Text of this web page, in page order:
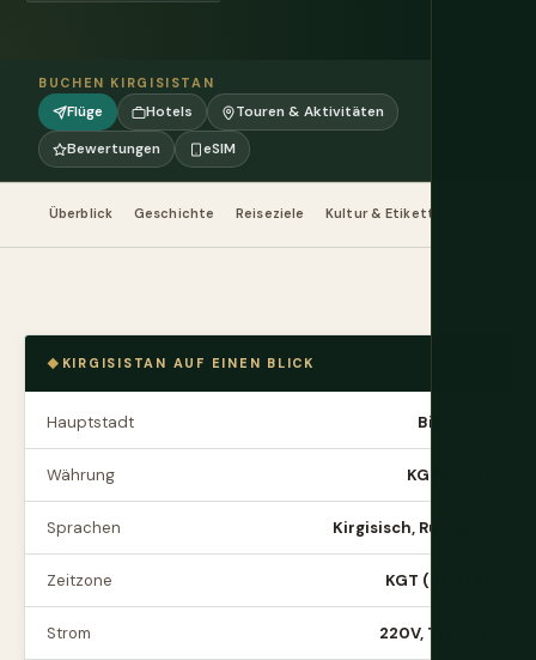
BUCHEN KIRGISISTAN
Flüge Hotels
Touren & Aktivitäten
Bewertungen
eSIM
Überblick Geschichte Reiseziele Kultur & Etikette
KIRGISISTAN AUF EINEN BLICK
Hauptstadt Bischkek
Währung KGS (Som)
Sprachen Kirgisisch, Russisch
Zeitzone KGT (UTC+6)
Strom 220V, Typ C/F